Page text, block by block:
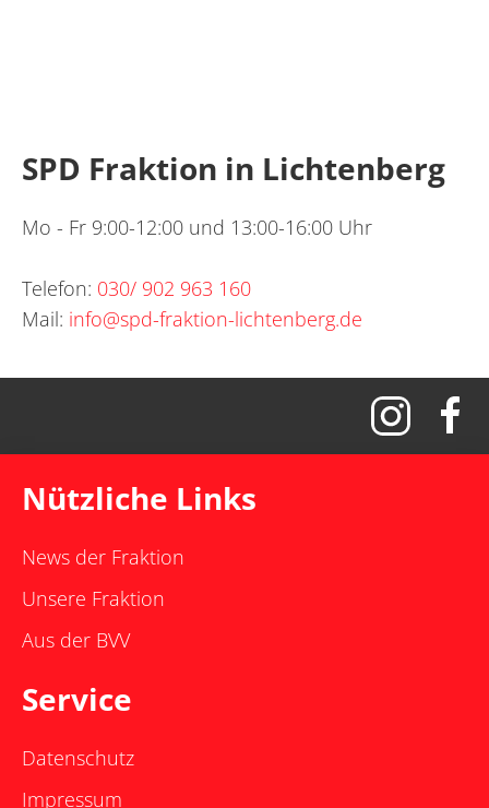
SPD Fraktion in Lichtenberg
Mo - Fr 9:00-12:00 und 13:00-16:00 Uhr
Telefon: 030/ 902 963 160
Mail: info@spd-fraktion-lichtenberg.de
Nützliche Links
News der Fraktion
Unsere Fraktion
Aus der BVV
Service
Datenschutz
Impressum